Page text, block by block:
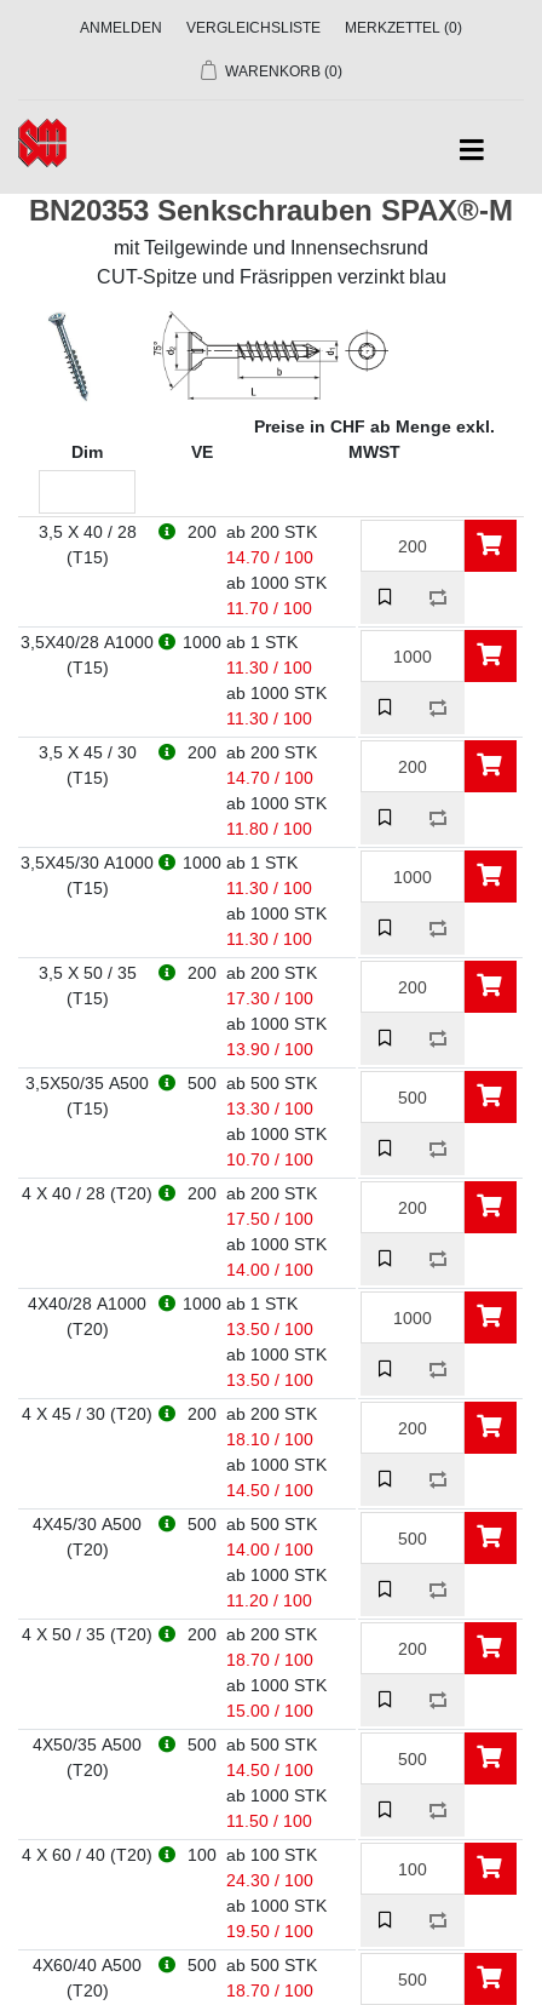
ANMELDEN VERGLEICHSLISTE MERKZETTEL (0)
WARENKORB (0)
BN20353 Senkschrauben SPAX®-M
mit Teilgewinde und Innensechsrund
CUT-Spitze und Fräsrippen verzinkt blau
Dim VE
Preise in CHF ab Menge exkl.
MWST
3,5 X 40 / 28
(T15)
200 ab 200 STK
14.70 / 100
ab 1000 STK
11.70 / 100
3,5X40/28 A1000
(T15)
1000 ab 1 STK
11.30 / 100
ab 1000 STK
11.30 / 100
3,5 X 45 / 30
(T15)
200 ab 200 STK
14.70 / 100
ab 1000 STK
11.80 / 100
3,5X45/30 A1000
(T15)
1000 ab 1 STK
11.30 / 100
ab 1000 STK
11.30 / 100
3,5 X 50 / 35
(T15)
200 ab 200 STK
17.30 / 100
ab 1000 STK
13.90 / 100
3,5X50/35 A500
(T15)
500 ab 500 STK
13.30 / 100
ab 1000 STK
10.70 / 100
4 X 40 / 28 (T20)
200 ab 200 STK
17.50 / 100
ab 1000 STK
14.00 / 100
4X40/28 A1000
(T20)
1000 ab 1 STK
13.50 / 100
ab 1000 STK
13.50 / 100
4 X 45 / 30 (T20)
200 ab 200 STK
18.10 / 100
ab 1000 STK
14.50 / 100
4X45/30 A500
(T20)
500 ab 500 STK
14.00 / 100
ab 1000 STK
11.20 / 100
4 X 50 / 35 (T20)
200 ab 200 STK
18.70 / 100
ab 1000 STK
15.00 / 100
4X50/35 A500
(T20)
500 ab 500 STK
14.50 / 100
ab 1000 STK
11.50 / 100
4 X 60 / 40 (T20)
100 ab 100 STK
24.30 / 100
ab 1000 STK
19.50 / 100
4X60/40 A500
(T20)
500 ab 500 STK
18.70 / 100